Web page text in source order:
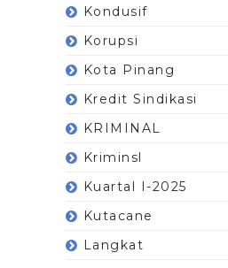
Kondusif
Korupsi
Kota Pinang
Kredit Sindikasi
KRIMINAL
Kriminsl
Kuartal I-2025
Kutacane
Langkat